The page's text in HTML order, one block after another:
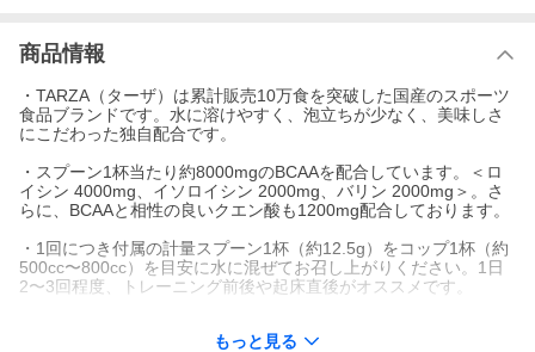
商品情報
・TARZA（ターザ）は累計販売10万食を突破した国産のスポーツ
食品ブランドです。水に溶けやすく、泡立ちが少なく、美味しさ
にこだわった独自配合です。
・スプーン1杯当たり約8000mgのBCAAを配合しています。＜ロ
イシン 4000mg、イソロイシン 2000mg、バリン 2000mg＞。さ
らに、BCAAと相性の良いクエン酸も1200mg配合しております。
・1回につき付属の計量スプーン1杯（約12.5g）をコップ1杯（約
500cc〜800cc）を目安に水に混ぜてお召し上がりください。1日
2〜3回程度、トレーニング前後や起床直後がオススメです。
のもとに製造・検査しております。※ドーピング検査対象になる
もっと見る